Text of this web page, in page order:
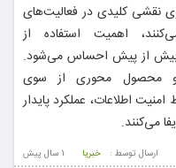
نقشی کلیدی در فعالیت‌های
اهمیت استفاده از
بیش از پیش احساس می‌شود.
دو محصول محوری از سوی
اطلاعات، عملکرد پایدار
می‌کنند.
1 سال پيش ارسال توسط : خبریا